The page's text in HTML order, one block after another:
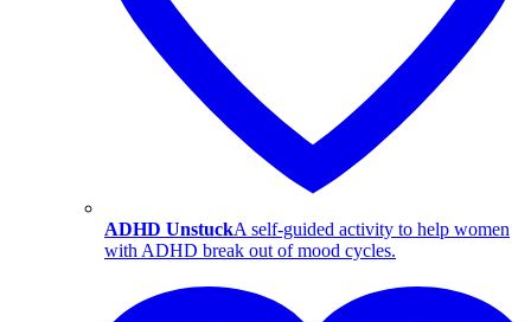
ADHD UnstuckA self-guided activity to help women
with ADHD break out of mood cycles.